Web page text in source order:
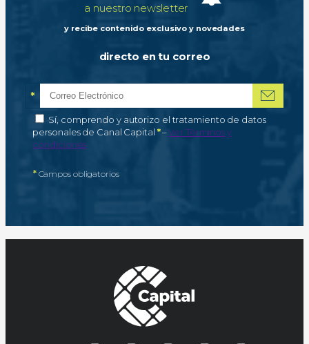
a nuestro newsletter
y recibe contenido exclusivo y novedades
directo en tu correo
Correo electrónico
*Campo obligatorio
Autorización de tratamiento de datos personales
Sí, comprendo y autorizo el tratamiento de datos
personales de Canal Capital *–Campo obligatorio
Ver Términos y
condiciones
*Campos obligatorios